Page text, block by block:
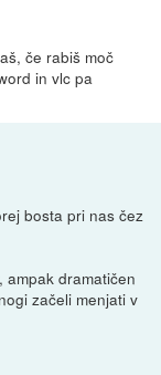
če rabiš moč
in vlc pa
bosta pri nas čez
ampak dramatičen
začeli menjati v